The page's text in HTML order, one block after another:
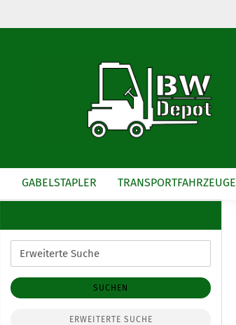
GABELSTAPLER TRANSPORTFAHRZEUGE
Erweiterte
Suche
SUCHEN
ERWEITERTE SUCHE